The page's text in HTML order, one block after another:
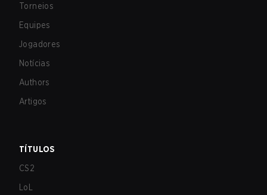
Torneios
Equipes
Jogadores
Notícias
Authors
Artigos
TÍTULOS
CS2
LoL